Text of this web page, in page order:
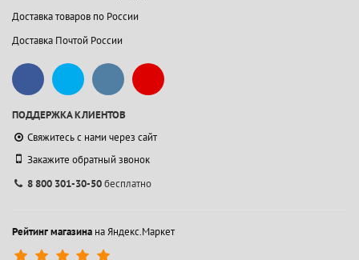
Доставка товаров по России
Доставка Почтой России
ПОДДЕРЖКА КЛИЕНТОВ
Свяжитесь с нами через сайт
Закажите обратный звонок
8 800 301-30-50бесплатно
Рейтинг магазина на Яндекс.Маркет